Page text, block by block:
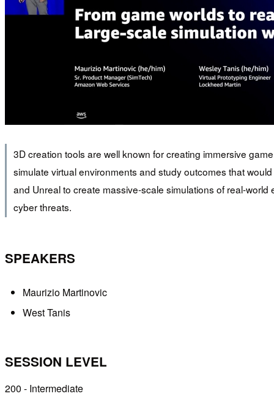
3D creation tools are well known for creating immersive
simulate virtual environments and study outcomes that
and Unreal to create massive-scale simulations of real-
cyber threats.
SPEAKERS
Maurizio Martinovic
West Tanis
SESSION LEVEL
200 - Intermediate